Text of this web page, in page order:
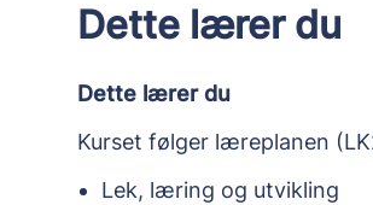
Dette lærer du
Dette lærer du
Kurset følger læreplanen
Lek, læring og utvikling